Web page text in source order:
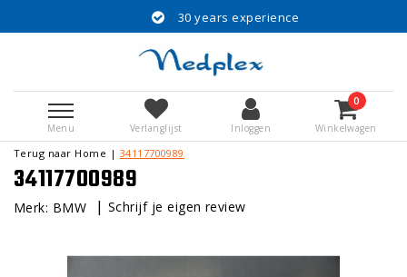
30 years experience
Menu Verlanglijst Inloggen
0
Winkelwagen
Terug naar Home | 34117700989
34117700989
Merk: BMW | Schrijf je eigen review